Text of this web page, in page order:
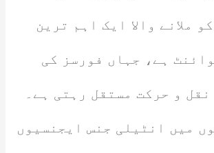
ملانے والا ایک اہم ترین
ہے، جہاں فورسز کی
و حرکت مستقل رہتی ہے۔
میں انٹیلی جنس ایجنسیوں